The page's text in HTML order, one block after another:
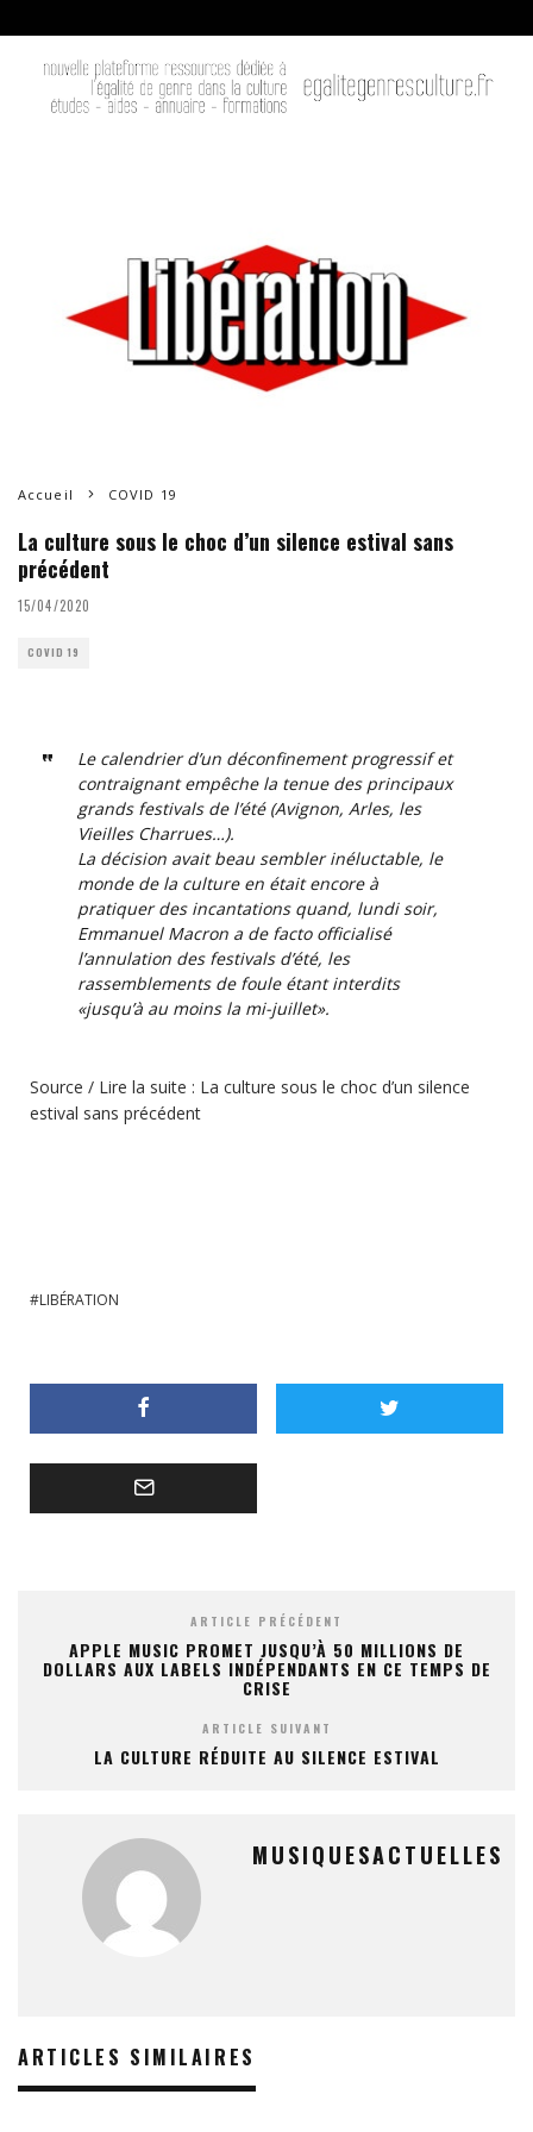
Accueil COVID 19
La culture sous le choc d’un silence estival sans
précédent
15/04/2020
COVID 19
Le calendrier d’un déconfinement progressif et
contraignant empêche la tenue des principaux
grands festivals de l’été (Avignon, Arles, les
Vieilles Charrues…).
La décision avait beau sembler inéluctable, le
monde de la culture en était encore à
pratiquer des incantations quand, lundi soir,
Emmanuel Macron a de facto officialisé
l’annulation des festivals d’été, les
rassemblements de foule étant interdits
«jusqu’à au moins la mi-juillet».
Source / Lire la suite : La culture sous le choc d’un silence
estival sans précédent
LIBÉRATION
ARTICLE PRÉCÉDENT
APPLE MUSIC PROMET JUSQU’À 50 MILLIONS DE
DOLLARS AUX LABELS INDÉPENDANTS EN CE TEMPS DE
CRISE
ARTICLE SUIVANT
LA CULTURE RÉDUITE AU SILENCE ESTIVAL
MUSIQUESACTUELLES
ARTICLES SIMILAIRES